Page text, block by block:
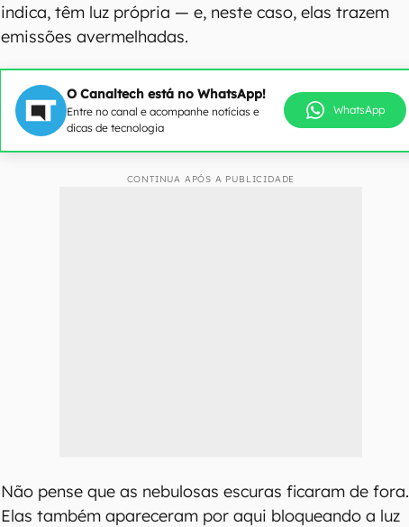
indica, têm luz própria — e, neste caso, elas trazem
emissões avermelhadas.
O Canaltech está no WhatsApp!
Entre no canal e acompanhe notícias e
dicas de tecnologia
WhatsApp
CONTINUA APÓS A PUBLICIDADE
Não pense que as nebulosas escuras ficaram de fora.
Elas também apareceram por aqui bloqueando a luz